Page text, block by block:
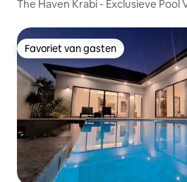
The Haven Krabi - Exclusieve Pool
Favoriet van gasten
Favoriet van gasten